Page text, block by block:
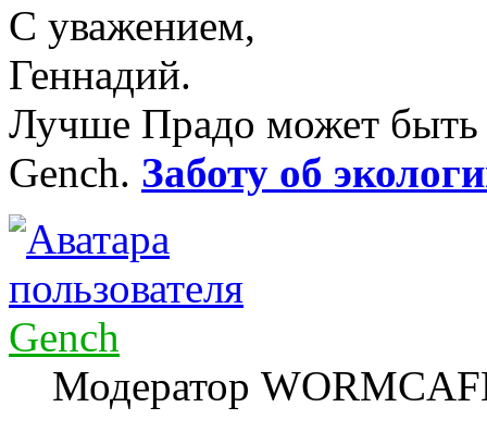
С уважением,
Геннадий.
Лучше Прадо может
Gench. Заботу об
Gench
Модератор